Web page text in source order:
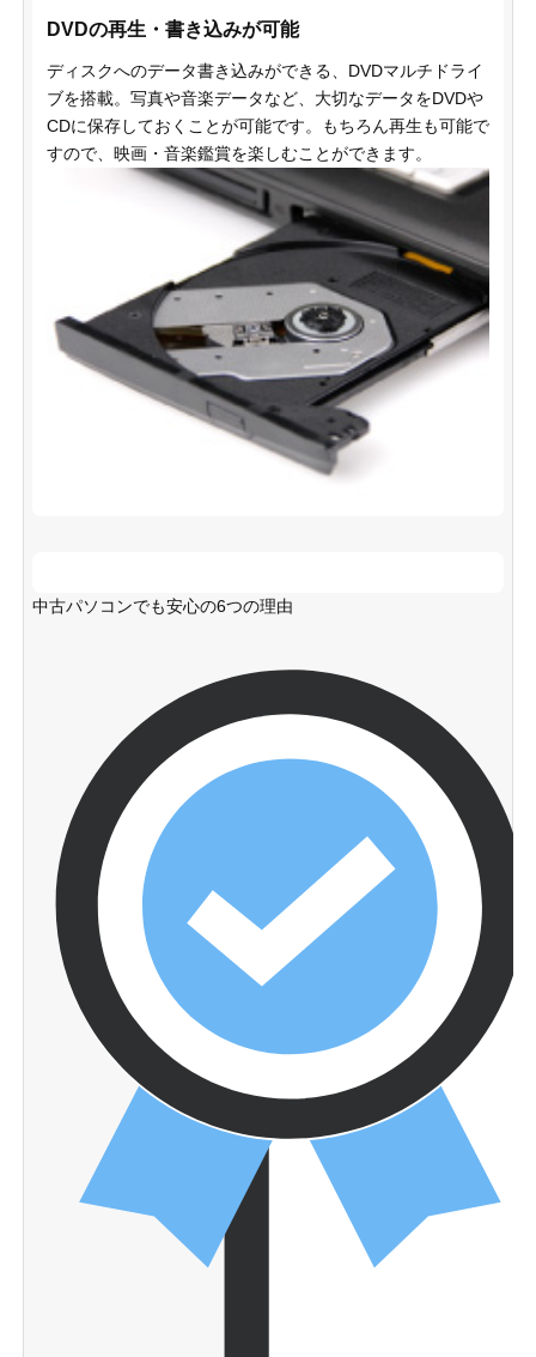
DVDの再生・書き込みが可能
ディスクへのデータ書き込みができる、DVDマルチドライ
ブを搭載。写真や音楽データなど、大切なデータをDVDや
CDに保存しておくことが可能です。もちろん再生も可能で
すので、映画・音楽鑑賞を楽しむことができます。
中古パソコンでも安心の6つの理由